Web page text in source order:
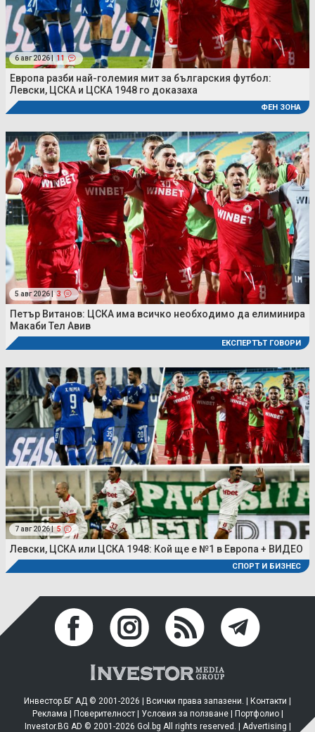
6 авг 2026 | 11
Европа разби най-големия мит за българския футбол:
Левски, ЦСКА и ЦСКА 1948 го доказаха
ФЕН ЗОНА
5 авг 2026 | 3
Петър Витанов: ЦСКА има всичко необходимо да елиминира
Макаби Тел Авив
ЕКСПЕРТЪТ ГОВОРИ
7 авг 2026 | 5
Левски, ЦСКА или ЦСКА 1948: Кой ще е №1 в Европа + ВИДЕО
СПОРТ И БИЗНЕС
Инвестор.БГ АД © 2001-2026 | Всички права запазени. | Контакти
Реклама
Поверителност| Условия за ползване| Портфолио|
Investor.BG AD © 2001-2026 Gol.bg All rights reserved. | Advertising